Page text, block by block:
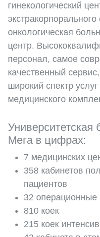
гинекологический
онкологическая
центр.
персонал, самое
качественный
широкий спектр
медицинского
Мега в цифрах:
7 медицинских
358 кабинетов
пациентов
32 операционные
810 коек
215 коек